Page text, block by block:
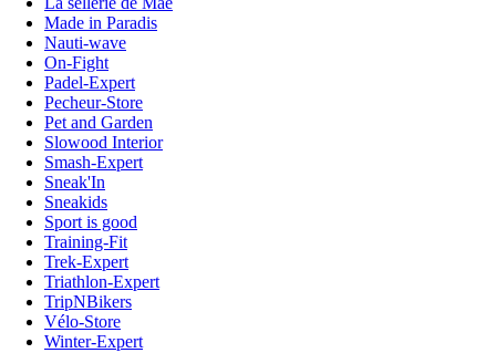
Made in Paradis
Nauti-wave
On-Fight
Padel-Expert
Pecheur-Store
Pet and Garden
Slowood Interior
Smash-Expert
Sneak'In
Sneakids
Sport is good
Training-Fit
Trek-Expert
Triathlon-Expert
TripNBikers
Vélo-Store
Winter-Expert